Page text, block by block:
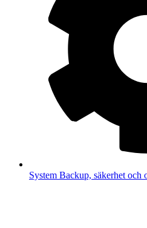
System Backup, säkerhet och